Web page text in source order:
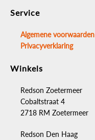
Service
Algemene voorwaarden
Privacyverklaring
Winkels
Redson Zoetermeer
Cobaltstraat 4
2718 RM Zoetermeer
Redson Den Haag